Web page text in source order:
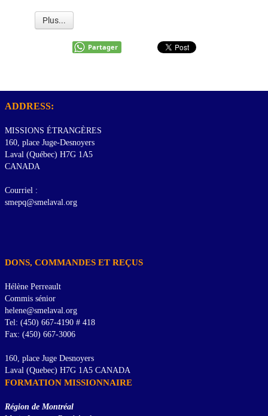
Plus...
Partager
ADDRESS:
MISSIONS ÉTRANGÈRES
160, place Juge-Desnoyers
Laval (Québec) H7G 1A5
CANADA
Courriel :
smepq@smelaval.org
DONS, COMMANDES ET REÇUS
Hélène Perreault
Commis sénior
helene@smelaval.org
Tel: (450) 667-4190 # 418
Fax: (450) 667-3006
160, place Juge Desnoyers
Laval (Quebec) H7G 1A5 CANADA
FORMATION MISSIONNAIRE
Région de Montréal